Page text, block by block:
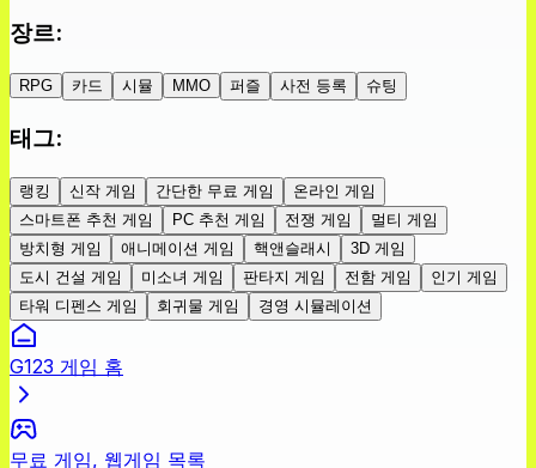
장르:
RPG 카드 시뮬 MMO 퍼즐 사전 등록 슈팅
태그:
랭킹 신작 게임 간단한 무료 게임
온라인 게임
스마트폰 추천 게임
PC 추천 게임 전쟁 게임
멀티 게임
방치형 게임
애니메이션 게임 핵앤슬래시
3D 게임
도시 건설 게임
미소녀 게임 판타지 게임 전함 게임
인기 게임
타워 디펜스 게임
회귀물 게임 경영 시뮬레이션
G123 게임 홈
무료 게임, 웹게임 목록